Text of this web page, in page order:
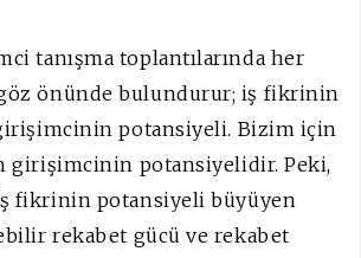
tanışma toplantılarında her
önünde bulundurur; iş fikrinin
potansiyeli. Bizim için
girişimcinin potansiyelidir. Peki,
fikrinin potansiyeli büyüyen
rekabet gücü ve rekabet